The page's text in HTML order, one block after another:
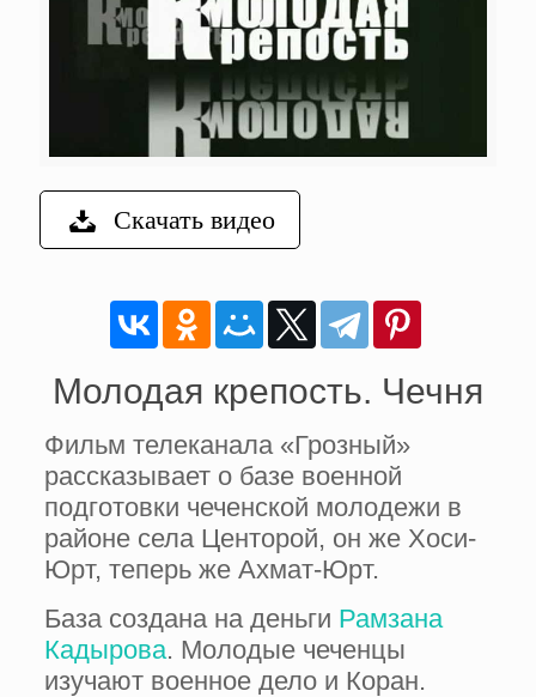
Скачать видео
Молодая крепость. Чечня
Фильм телеканала «Грозный»
рассказывает о базе военной
подготовки чеченской молодежи в
районе села Центорой, он же Хоси-
Юрт, теперь же Ахмат-Юрт.
База создана на деньги Рамзана
Кадырова. Молодые чеченцы
изучают военное дело и Коран.